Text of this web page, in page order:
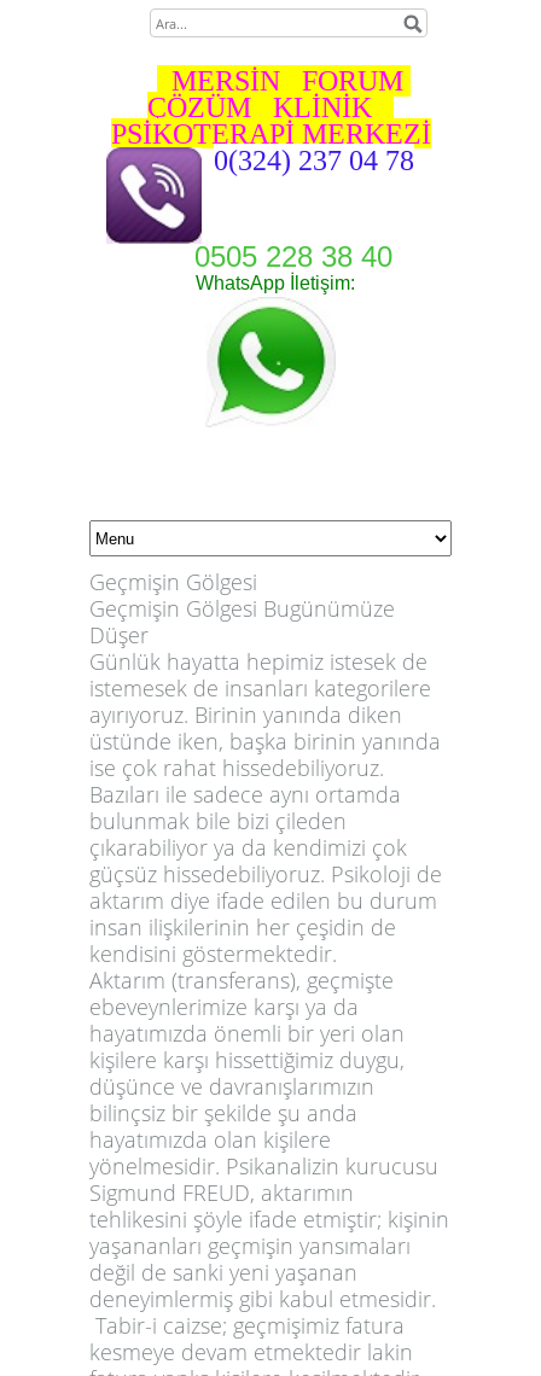
MERSİN FORUM
ÇÖZÜM KLİNİK
PSİKOTERAPİ MERKEZİ
0(324) 237 04 78
0505 228 38 40
WhatsApp İletişim:
Geçmişin Gölgesi
Geçmişin Gölgesi Bugünümüze
Düşer
Günlük hayatta hepimiz istesek de
istemesek de insanları kategorilere
ayırıyoruz. Birinin yanında diken
üstünde iken, başka birinin yanında
ise çok rahat hissedebiliyoruz.
Bazıları ile sadece aynı ortamda
bulunmak bile bizi çileden
çıkarabiliyor ya da kendimizi çok
güçsüz hissedebiliyoruz. Psikoloji de
aktarım diye ifade edilen bu durum
insan ilişkilerinin her çeşidin de
kendisini göstermektedir.
Aktarım (transferans), geçmişte
ebeveynlerimize karşı ya da
hayatımızda önemli bir yeri olan
kişilere karşı hissettiğimiz duygu,
düşünce ve davranışlarımızın
bilinçsiz bir şekilde şu anda
hayatımızda olan kişilere
yönelmesidir. Psikanalizin kurucusu
Sigmund FREUD, aktarımın
tehlikesini şöyle ifade etmiştir; kişinin
yaşananları geçmişin yansımaları
değil de sanki yeni yaşanan
deneyimlermiş gibi kabul etmesidir.
Tabir-i caizse; geçmişimiz fatura
kesmeye devam etmektedir lakin